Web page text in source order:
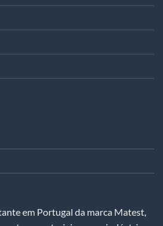
em Portugal da marca Matest,